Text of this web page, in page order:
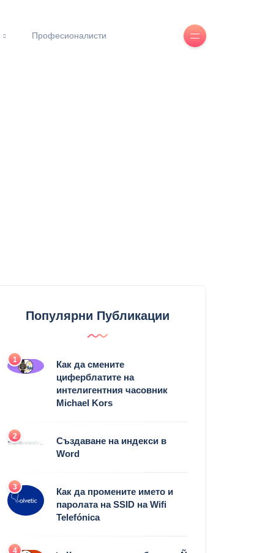
Професионалисти
Популярни Публикации
1
Как да смените
циферблатите на
интелигентния часовник
Michael Kors
2
Създаване на индекси в
Word
3
Как да промените името и
паролата на SSID на Wifi
Telefónica
4